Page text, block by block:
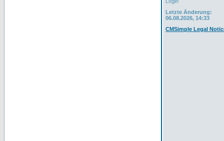
Letzte Änderung:
06.08.2026, 14:33
CMSimple Legal